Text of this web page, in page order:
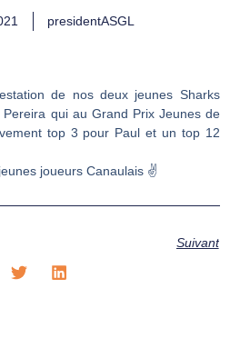
presidentASGL
de nos deux jeunes Sharks
qui au Grand Prix Jeunes de
top 3 pour Paul et un top 12
joueurs Canaulais ✌️
Suivant